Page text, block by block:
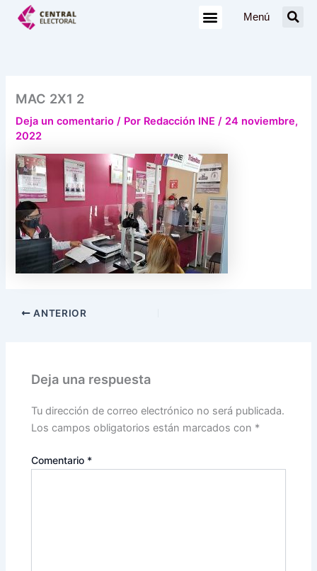
Menú
MAC 2X1 2
Deja un comentario / Por Redacción INE/ 24 noviembre,
2022
ANTERIOR
Deja una respuesta
Tu dirección de correo electrónico no será publicada.
Los campos obligatorios están marcados con *
Comentario *